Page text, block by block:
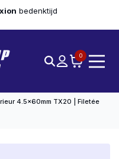
bedenktijd
0
4.5x60mm TX20 | Filetée